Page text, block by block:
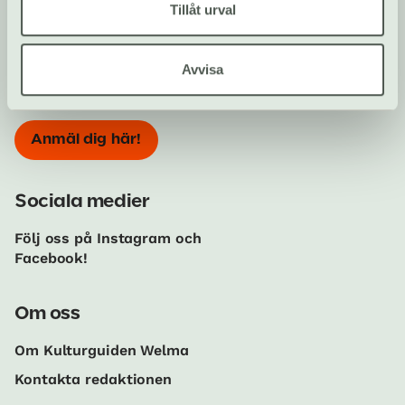
Tillåt urval
Avvisa
Din kompis med koll på kulturlivet!
Prenumerera på vårt nyhetsbrev och få koll på
Anmäl dig här!
Sociala medier
Följ oss på Instagram och
Facebook!
Om oss
Om Kulturguiden Welma
Kontakta redaktionen